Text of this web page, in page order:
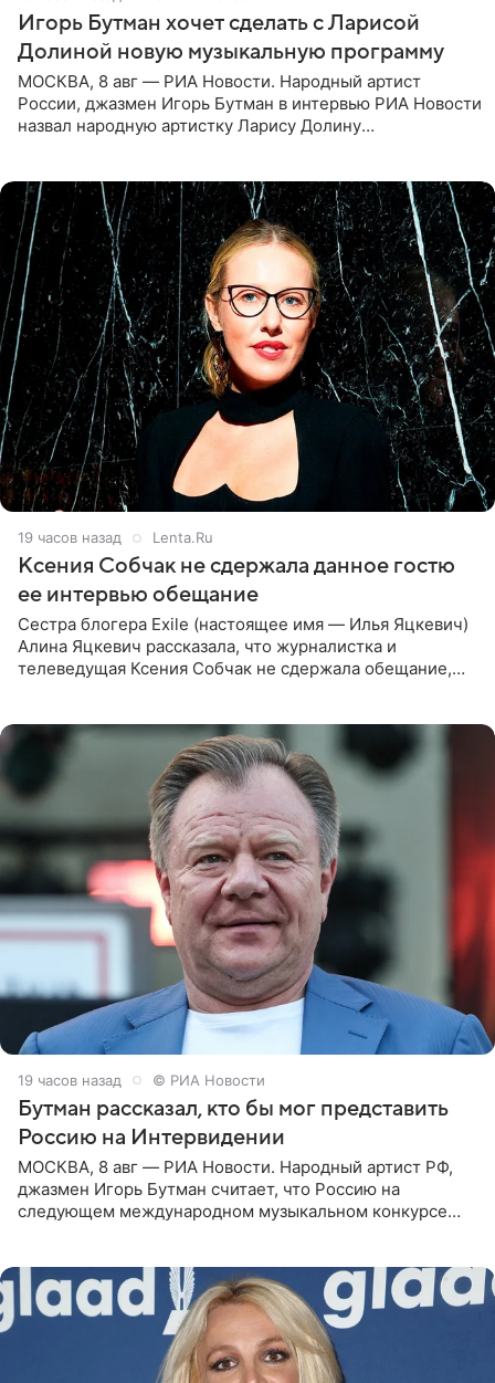
Игорь Бутман хочет сделать с Ларисой
Долиной новую музыкальную программу
МОСКВА, 8 авг — РИА Новости. Народный артист
России, джазмен Игорь Бутман в интервью РИА Новости
назвал народную артистку Ларису Долину
19 часов назад Lenta.Ru
Ксения Собчак не сдержала данное гостю
ее интервью обещание
Сестра блогера Exile (настоящее имя — Илья Яцкевич)
Алина Яцкевич рассказала, что журналистка и
телеведущая Ксения Собчак не сдержала обещание,
19 часов назад © РИА Новости
Бутман рассказал, кто бы мог представить
Россию на Интервидении
МОСКВА, 8 авг — РИА Новости. Народный артист РФ,
джазмен Игорь Бутман считает, что Россию на
следующем международном музыкальном конкурсе